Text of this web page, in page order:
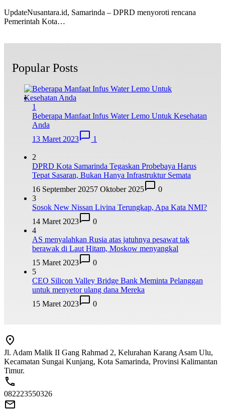
UpdateNusantara.id, Samarinda – DPRD menyoroti rencana
Pemerintah Kota…
Popular Posts
1
Beberapa Manfaat Infus Water Lemo Untuk Kesehatan
Anda
13 Maret 2023
1
2
DPRD Kota Samarinda Tegaskan Probebaya Harus
Tepat Sasaran, Bukan Hanya Infrastruktur Semata
16 September 20257 Oktober 2025
0
3
Sosok New Nissan Livina Terungkap, Apa Kata NMI?
14 Maret 2023
0
4
AS menyalahkan Rusia atas jatuhnya pesawat tak
berawak di Laut Hitam, Moskow menyangkal
15 Maret 2023
0
5
CEO Silicon Valley Bridge Bank Meminta Pelanggan
untuk menyetor ulang dana Mereka
15 Maret 2023
0
Jl. Adam Malik II Gang Rahmad 2, Kelurahan Karang Asam Ulu,
Kecamatan Sungai Kunjang, Kota Samarinda, Provinsi Kalimantan
Timur.
082223550326